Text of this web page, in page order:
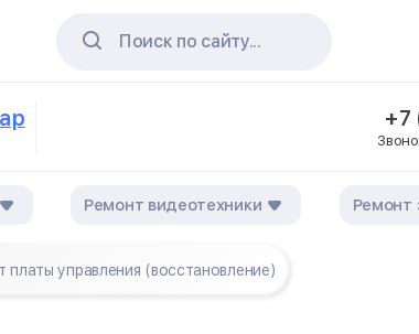
Поиск по сайту...
+7
Ремонт видеотехники Ремонт
платы управления (восстановление)